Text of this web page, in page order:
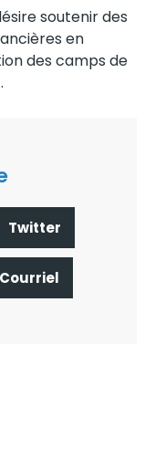
soutenir des
en
des camps de
Twitter
Courriel